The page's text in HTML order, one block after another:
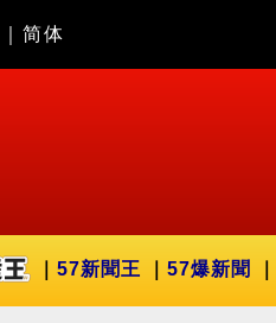
简体
57新聞王 57爆新聞